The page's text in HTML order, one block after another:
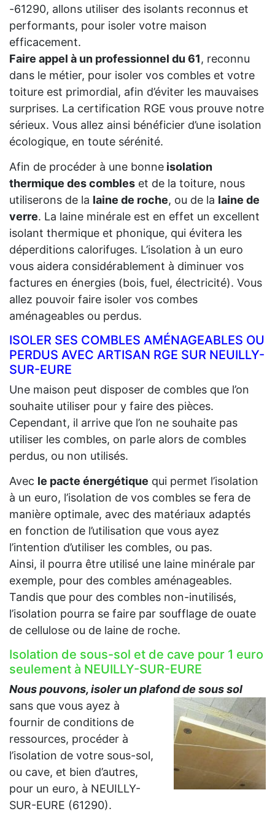
-61290, allons utiliser des isolants reconnus et
performants, pour isoler votre maison
efficacement.
Faire appel à un professionnel du 61, reconnu
dans le métier, pour isoler vos combles et votre
toiture est primordial, afin d’éviter les mauvaises
surprises. La certification RGE vous prouve notre
sérieux. Vous allez ainsi bénéficier d’une isolation
écologique, en toute sérénité.
Afin de procéder à une bonne isolation
thermique des combles et de la toiture, nous
utiliserons de la laine de roche, ou de la laine de
verre. La laine minérale est en effet un excellent
isolant thermique et phonique, qui évitera les
déperditions calorifuges. L’isolation à un euro
vous aidera considérablement à diminuer vos
factures en énergies (bois, fuel, électricité). Vous
allez pouvoir faire isoler vos combes
aménageables ou perdus.
ISOLER SES COMBLES AMÉNAGEABLES OU
PERDUS AVEC ARTISAN RGE SUR NEUILLY-
SUR-EURE
Une maison peut disposer de combles que l’on
souhaite utiliser pour y faire des pièces.
Cependant, il arrive que l’on ne souhaite pas
utiliser les combles, on parle alors de combles
perdus, ou non utilisés.
Avec le pacte énergétique qui permet l’isolation
à un euro, l’isolation de vos combles se fera de
manière optimale, avec des matériaux adaptés
en fonction de l’utilisation que vous ayez
l’intention d’utiliser les combles, ou pas.
Ainsi, il pourra être utilisé une laine minérale par
exemple, pour des combles aménageables.
Tandis que pour des combles non-inutilisés,
l’isolation pourra se faire par soufflage de ouate
de cellulose ou de laine de roche.
Isolation de sous-sol et de cave pour 1 euro
seulement à NEUILLY-SUR-EURE
Nous pouvons, isoler un plafond de sous sol
sans que vous ayez à
fournir de conditions de
ressources, procéder à
l’isolation de votre sous-sol,
ou cave, et bien d’autres,
pour un euro, à NEUILLY-
SUR-EURE (61290).